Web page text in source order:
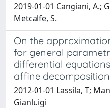
2019-01-01 Cangiani, A.;
Metcalfe, S.
On the
for general
differential
affine decomposition
2012-01-01 Lassila, T;
Gianluigi